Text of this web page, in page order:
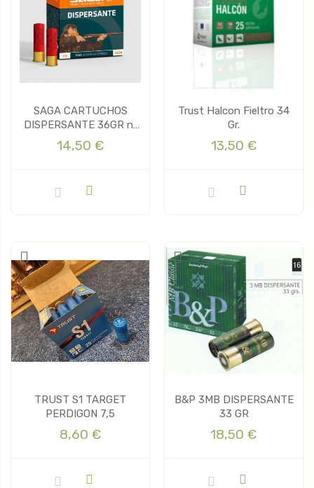
SAGA CARTUCHOS
DISPERSANTE 36GR nº
10
14,50 €
Trust Halcon Fieltro 34
Gr.
13,50 €
TRUST S1 TARGET
PERDIGON 7,5
8,60 €
B&P 3MB DISPERSANTE
33 GR
18,50 €